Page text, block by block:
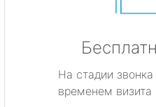
На стадии
временем визита